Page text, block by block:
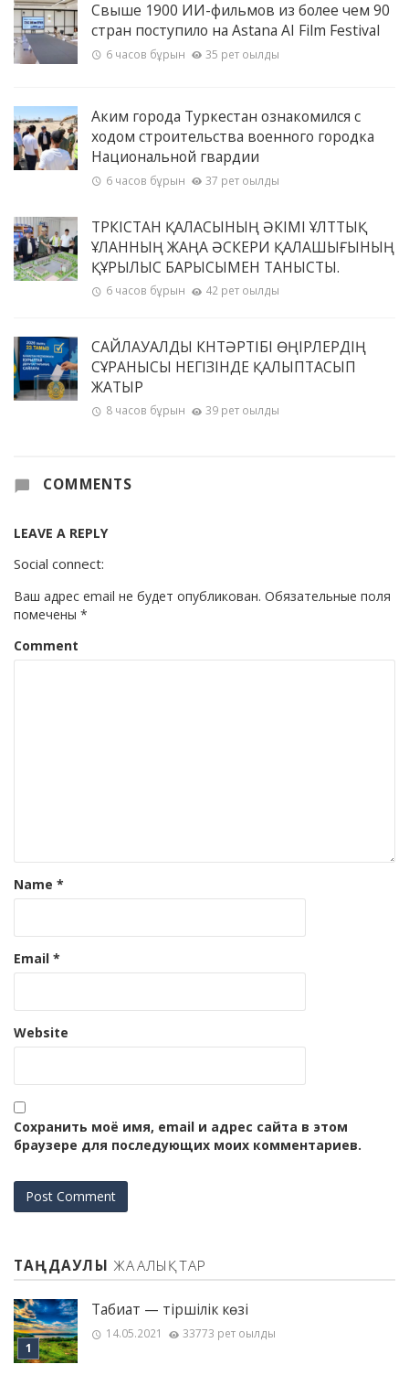
Свыше 1900 ИИ-фильмов из более чем 90
стран поступило на Astana AI Film Festival
6 часов бұрын 35 рет оқылды
Аким города Туркестан ознакомился с
ходом строительства военного городка
Национальной гвардии
6 часов бұрын 37 рет оқылды
ТҮРКІСТАН ҚАЛАСЫНЫҢ ӘКІМІ ҰЛТТЫҚ
ҰЛАННЫҢ ЖАҢА ӘСКЕРИ ҚАЛАШЫҒЫНЫҢ
ҚҰРЫЛЫС БАРЫСЫМЕН ТАНЫСТЫ.
6 часов бұрын 42 рет оқылды
САЙЛАУАЛДЫ КҮНТӘРТІБІ ӨҢІРЛЕРДІҢ
СҰРАНЫСЫ НЕГІЗІНДЕ ҚАЛЫПТАСЫП
ЖАТЫР
8 часов бұрын 39 рет оқылды
COMMENTS
LEAVE A REPLY
Social connect:
Ваш адрес email не будет опубликован. Обязательные поля
помечены *
Comment
Name *
Email *
Website
Сохранить моё имя, email и адрес сайта в этом
браузере для последующих моих комментариев.
ТАҢДАУЛЫ ЖАҢАЛЫҚТАР
Табиғат — тіршілік көзі
14.05.2021 33773 рет оқылды